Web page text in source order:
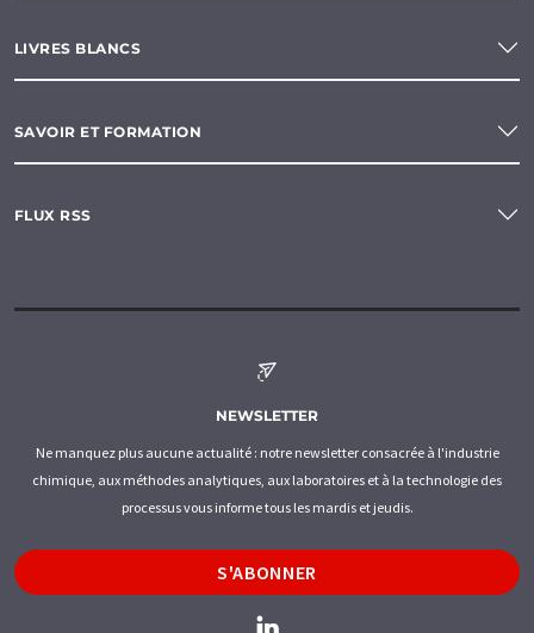
LIVRES BLANCS
SAVOIR ET FORMATION
FLUX RSS
NEWSLETTER
Ne manquez plus aucune actualité : notre newsletter consacrée à l'industrie
chimique, aux méthodes analytiques, aux laboratoires et à la technologie des
processus vous informe tous les mardis et jeudis.
S'ABONNER